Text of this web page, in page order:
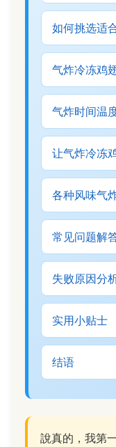
如何挑选适
气炸冷冻鸡
气炸时间温
让气炸冷冻
各种风味气
常见问题解
失败原因分
实用小贴士
结语
說真的，我第